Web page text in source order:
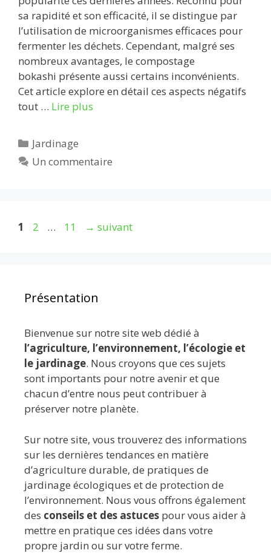
sa rapidité et son efficacité, il se distingue par
l’utilisation de microorganismes efficaces pour
fermenter les déchets. Cependant, malgré ses
nombreux avantages, le compostage
bokashi présente aussi certains inconvénients.
Cet article explore en détail ces aspects négatifs
tout … Lire plus
Catégories
Jardinage
Un commentaire
Page
1 Page
2 … Page
11 → suivant
Présentation
Bienvenue sur notre site web dédié à
l’agriculture, l’environnement, l’écologie et
le jardinage. Nous croyons que ces sujets
sont importants pour notre avenir et que
chacun d’entre nous peut contribuer à
préserver notre planète.
Sur notre site, vous trouverez des informations
sur les dernières tendances en matière
d’agriculture durable, de pratiques de
jardinage écologiques et de protection de
l’environnement. Nous vous offrons également
des conseils et des astuces pour vous aider à
mettre en pratique ces idées dans votre
propre jardin ou sur votre ferme.